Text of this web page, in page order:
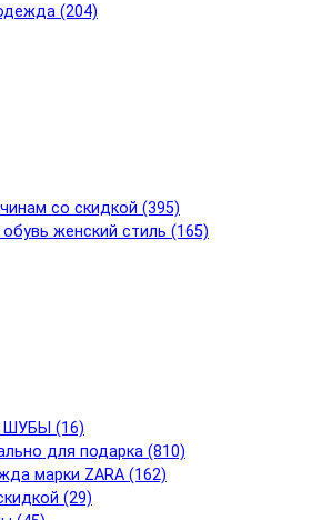
(204)
со скидкой (395)
женский стиль (165)
ШУБЫ (16)
для подарка (810)
марки ZARA (162)
(29)